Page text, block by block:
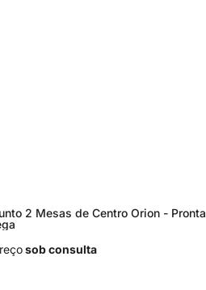
2 Mesas de Centro Orion - Pronta
sob consulta